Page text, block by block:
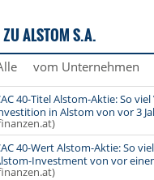
ALSTOM S.A.
vom Unternehmen
40-Titel Alstom-Aktie: So
in Alstom von vor 3
40-Wert Alstom-Aktie: So
Investment von vor